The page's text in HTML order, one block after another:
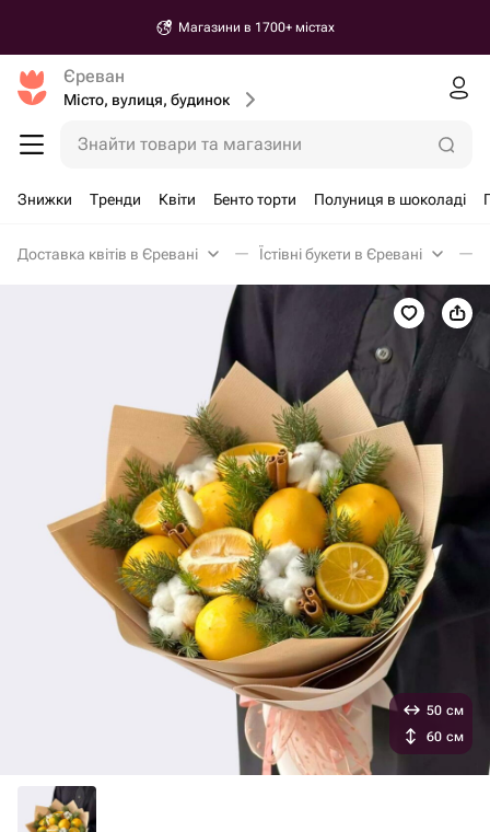
Магазини в 1700+ містах
Єреван
Місто, вулиця, будинок
Знайти товари та магазини
Знижки Тренди Квіти Бенто торти Полуниця в шоколаді
Доставка квітів в Єревані Їстівні букети в Єревані
50 см
60 см